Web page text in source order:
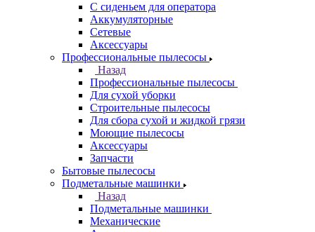
С сиденьем для оператора
Аккумуляторные
Сетевые
Аксессуары
Профессиональные пылесосы
Назад
Профессиональные пылесосы
Для сухой уборки
Строительные пылесосы
Для сбора сухой и жидкой грязи
Моющие пылесосы
Аксессуары
Запчасти
Бытовые пылесосы
Подметальные машинки
Назад
Подметальные машинки
Механические